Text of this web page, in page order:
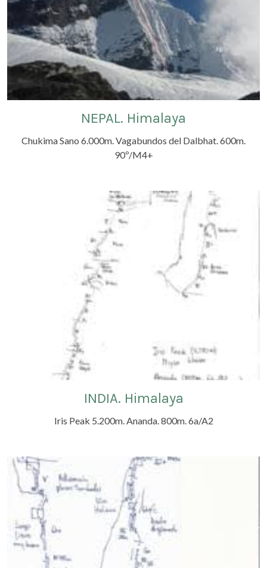
NEPAL. Himalaya
Chukima Sano 6.000m. Vagabundos del Dalbhat. 600m.
90º/M4+
INDIA. Himalaya
Iris Peak 5.200m. Ananda. 800m. 6a/A2